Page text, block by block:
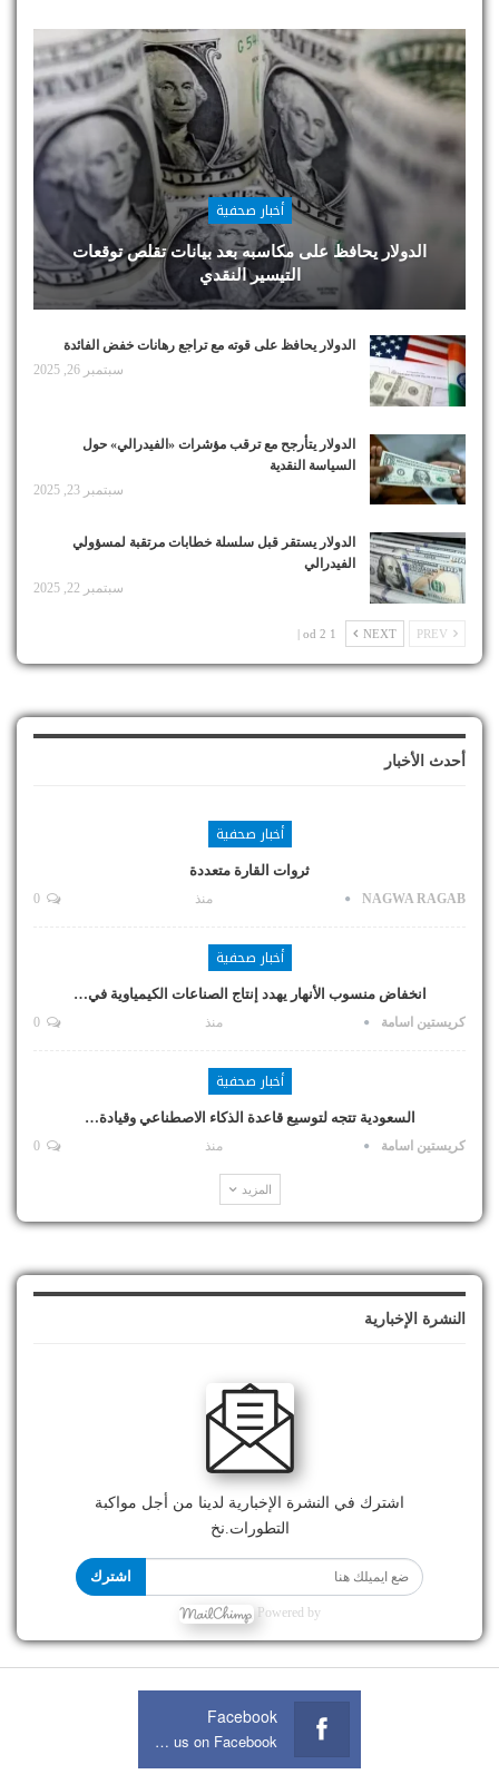
أخبار صحفية
الدولار يحافظ على مكاسبه بعد بيانات تقلص توقعات
التيسير النقدي
الدولار يحافظ على قوته مع تراجع رهانات خفض الفائدة
سبتمبر 26, 2025
الدولار يتأرجح مع ترقب مؤشرات «الفيدرالي» حول
السياسة النقدية
سبتمبر 23, 2025
الدولار يستقر قبل سلسلة خطابات مرتقبة لمسؤولي
الفيدرالي
سبتمبر 22, 2025
NEXT
1 od 2 |
أحدث الأخبار
أخبار صحفية
ثروات القارة متعددة
NAGWA RAGAB منذ
أخبار صحفية
انخفاض منسوب الأنهار يهدد إنتاج الصناعات الكيمياوية في…
كريستين اسامة منذ
أخبار صحفية
السعودية تتجه لتوسيع قاعدة الذكاء الاصطناعي وقيادة…
كريستين اسامة منذ
المزيد
النشرة الإخبارية
اشترك في النشرة الإخبارية لدينا من أجل مواكبة
التطورات.نخ
اشترك
Powered by
Facebook
Join us on Facebook